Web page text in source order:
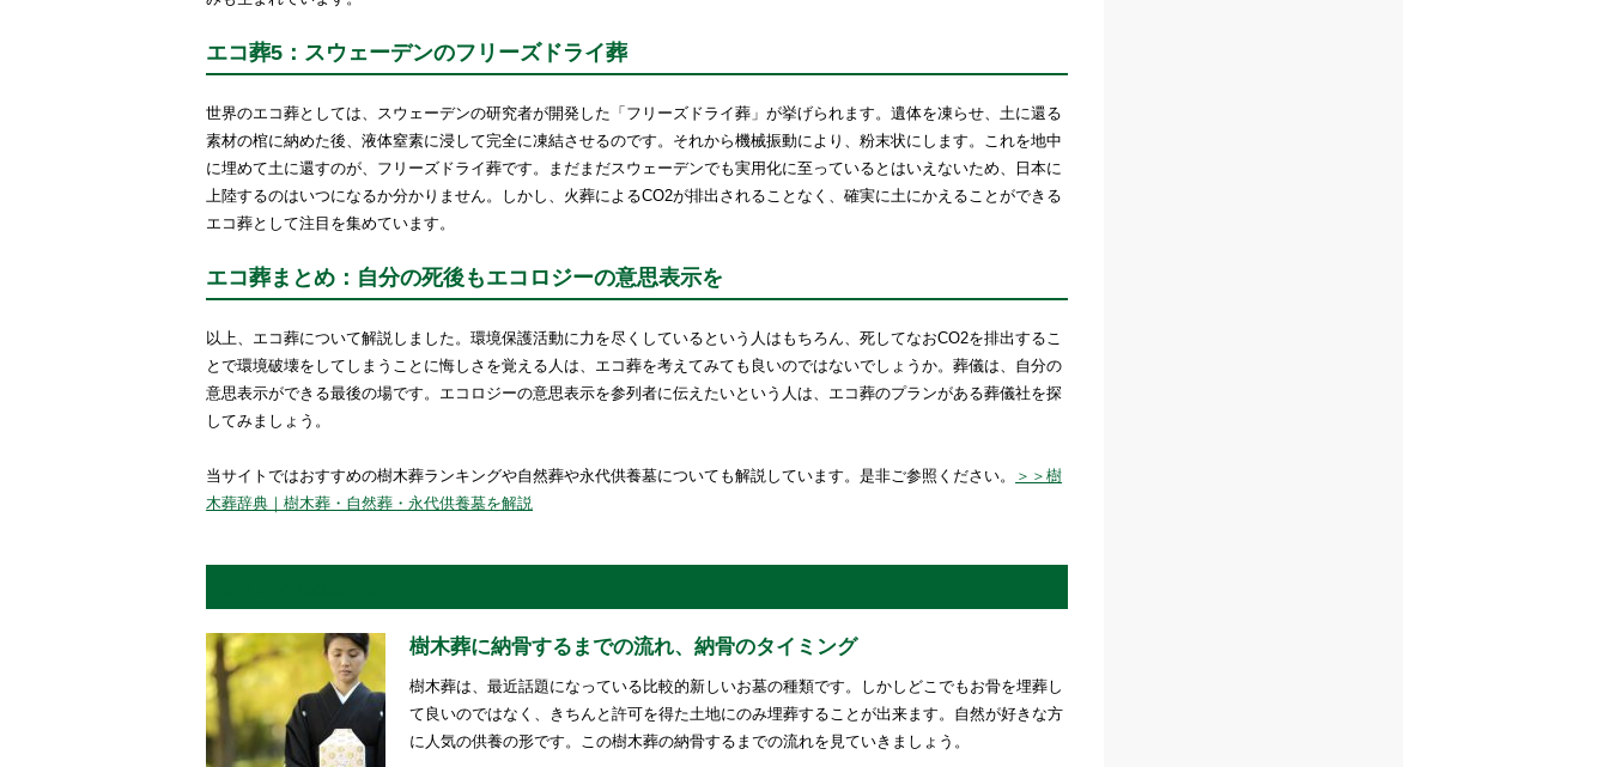
エコ葬5：スウェーデンのフリーズドライ葬
世界のエコ葬としては、スウェーデンの研究者が開発した「フリーズドライ葬」が挙げられます。遺体を凍らせ、土に還る
素材の棺に納めた後、液体窒素に浸して完全に凍結させるのです。それから機械振動により、粉末状にします。これを地中
に埋めて土に還すのが、フリーズドライ葬です。まだまだスウェーデンでも実用化に至っているとはいえないため、日本に
上陸するのはいつになるか分かりません。しかし、火葬によるCO2が排出されることなく、確実に土にかえることができる
エコ葬として注目を集めています。
エコ葬まとめ：自分の死後もエコロジーの意思表示を
以上、エコ葬について解説しました。環境保護活動に力を尽くしているという人はもちろん、死してなおCO2を排出するこ
とで環境破壊をしてしまうことに悔しさを覚える人は、エコ葬を考えてみても良いのではないでしょうか。葬儀は、自分の
意思表示ができる最後の場です。エコロジーの意思表示を参列者に伝えたいという人は、エコ葬のプランがある葬儀社を探
してみましょう。
当サイトではおすすめの樹木葬ランキングや自然葬や永代供養墓についても解説しています。是非ご参照ください。
＞＞樹
木葬辞典｜樹木葬・自然葬・永代供養墓を解説
樹木葬に納骨するまでの流れ、納骨のタイミング
樹木葬は、最近話題になっている比較的新しいお墓の種類です。しかしどこでもお骨を埋葬し
て良いのではなく、きちんと許可を得た土地にのみ埋葬することが出来ます。自然が好きな方
に人気の供養の形です。この樹木葬の納骨するまでの流れを見ていきましょう。